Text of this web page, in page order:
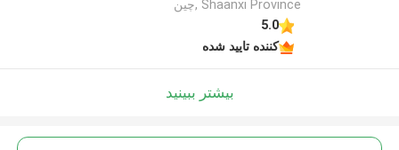
Shaanxi Province ,چین
5.0
کننده تایید شده
بیشتر ببینید